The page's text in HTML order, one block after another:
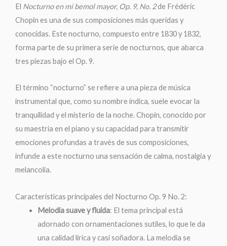
El Nocturno en mi bemol mayor, Op. 9, No. 2de Frédéric
Chopin es una de sus composiciones más queridas y
conocidas. Este nocturno, compuesto entre 1830 y 1832,
forma parte de su primera serie de nocturnos, que abarca
tres piezas bajo el Op. 9.
El término “nocturno” se refiere a una pieza de música
instrumental que, como su nombre indica, suele evocar la
tranquilidad y el misterio de la noche. Chopin, conocido por
su maestría en el piano y su capacidad para transmitir
emociones profundas a través de sus composiciones,
infunde a este nocturno una sensación de calma, nostalgia y
melancolía.
Características principales del Nocturno Op. 9 No. 2:
Melodía suave y fluida: El tema principal está
adornado con ornamentaciones sutiles, lo que le da
una calidad lírica y casi soñadora. La melodía se